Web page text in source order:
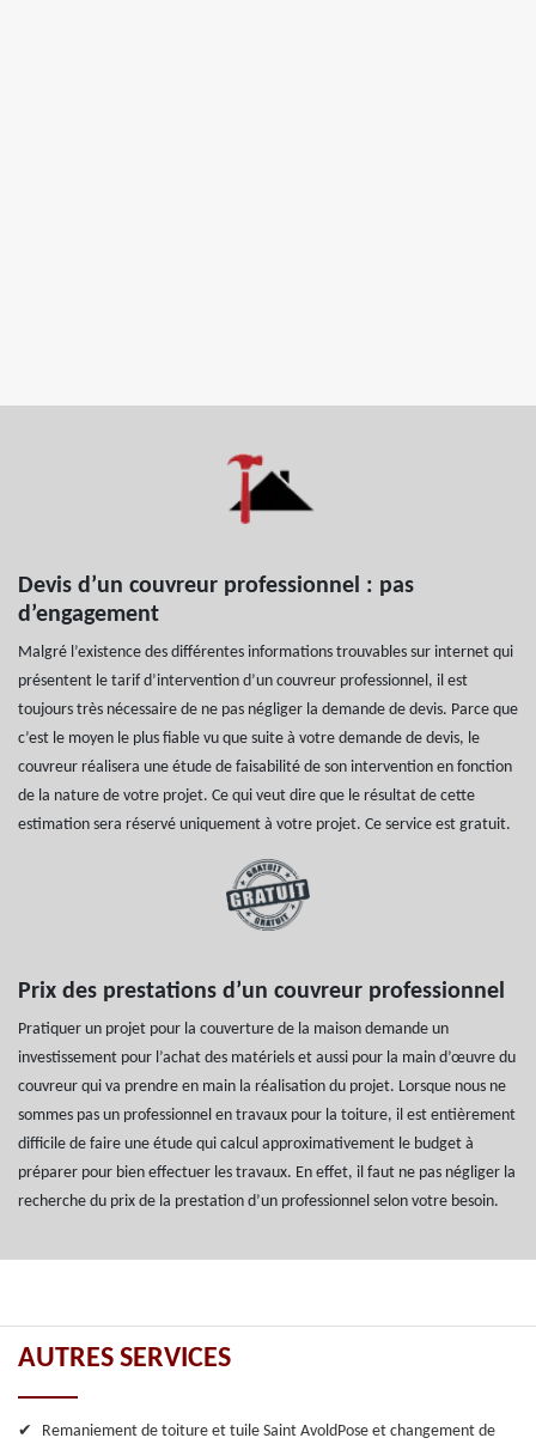
Devis d’un couvreur professionnel : pas
d’engagement
Malgré l’existence des différentes informations trouvables sur internet qui
présentent le tarif d’intervention d’un couvreur professionnel, il est
toujours très nécessaire de ne pas négliger la demande de devis. Parce que
c’est le moyen le plus fiable vu que suite à votre demande de devis, le
couvreur réalisera une étude de faisabilité de son intervention en fonction
de la nature de votre projet. Ce qui veut dire que le résultat de cette
estimation sera réservé uniquement à votre projet. Ce service est gratuit.
Prix des prestations d’un couvreur professionnel
Pratiquer un projet pour la couverture de la maison demande un
investissement pour l’achat des matériels et aussi pour la main d’œuvre du
couvreur qui va prendre en main la réalisation du projet. Lorsque nous ne
sommes pas un professionnel en travaux pour la toiture, il est entièrement
difficile de faire une étude qui calcul approximativement le budget à
préparer pour bien effectuer les travaux. En effet, il faut ne pas négliger la
recherche du prix de la prestation d’un professionnel selon votre besoin.
AUTRES SERVICES
Remaniement de toiture et tuile Saint AvoldPose et changement de